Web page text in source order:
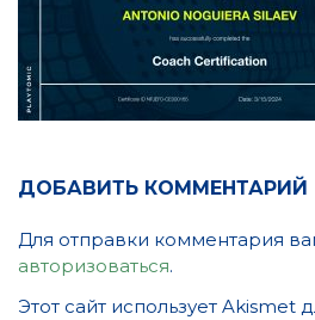
ДОБАВИТЬ КОММЕНТАРИЙ
Для отправки комментария
авторизоваться.
Этот сайт использует Akismet